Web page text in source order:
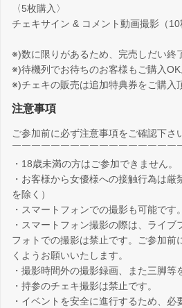
〈5枚購入〉
チェキサイン & コメント動画撮影（10
※)数に限りがあるため、完売しだい終
※)待機列でお待ちのお客様もご購入OK
※)チェキの販売は追加特典券をご購入
注意事項
ご参加前に必ず注意事項をご確認下さ
￣￣￣￣￣￣￣￣￣￣￣￣￣￣￣￣￣
・18歳未満の方はご参加できません。
・お客様から女優様への接触行為は
を除く）
・スマートフォンでの撮影も可能です。
・スマートフォン撮影の際は、ライ
フォトでの撮影は禁止です。ご参加前
くようお願いいたします。
・撮影時間外の撮影録画、また三脚等
・持参のチェキ撮影は禁止です。
・イベントを安全に進行するため、